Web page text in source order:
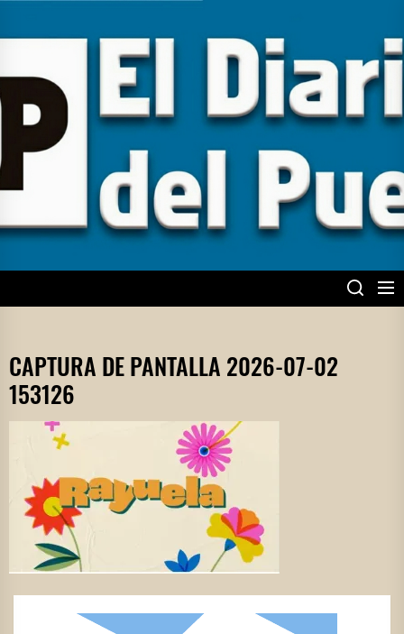
content
EL DIARIO DEL
PUEBLO
CAPTURA DE PANTALLA 2026-07-02
153126